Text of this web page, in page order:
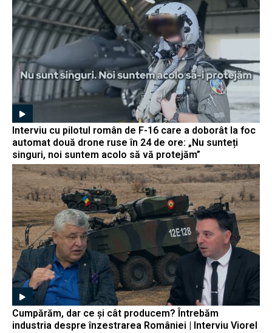
Interviu cu pilotul român de F-16 care a doborât la foc
automat două drone ruse în 24 de ore: „Nu sunteți
singuri, noi suntem acolo să vă protejăm”
Cumpărăm, dar ce și cât producem? Întrebăm
industria despre înzestrarea României | Interviu Viorel